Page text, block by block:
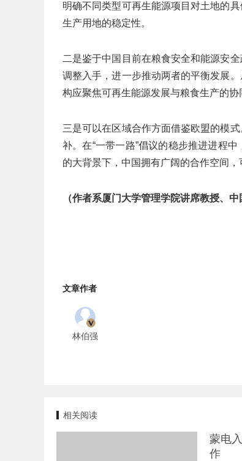
明确不同类型可再生能源项目对土地的
生产用地的稳定性。
二是鉴于中国目前在粮食安全和能源安
调整入手，进一步推动两者的平衡发展
构应聚焦可再生能源发展与粮食生产的
三是可以在区域合作方面借鉴欧盟的模
补。在“一带一路”倡议的稳步推进进程
的大背景下，中国拥有广阔的合作空间
（作者系厦门大学管理学院讲席教授、中
文章作者
林伯强
相关阅读
蒙电
作